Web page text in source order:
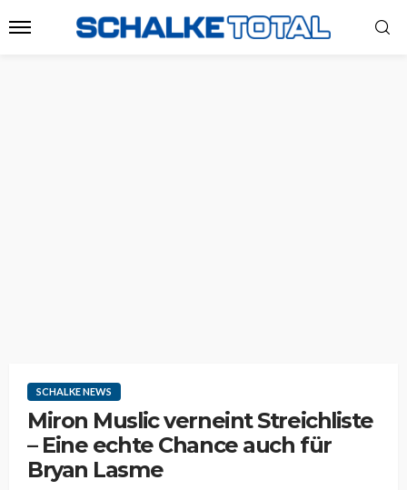
SCHALKE NEWS
Miron Muslic verneint Streichliste
– Eine echte Chance auch für
Bryan Lasme